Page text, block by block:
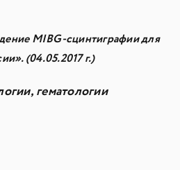
MIBG-сцинтиграфии для
(04.05.2017 г.)
гематологии